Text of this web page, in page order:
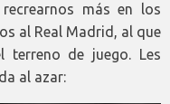
más en los
al Real Madrid, al que
terreno de juego. Les
al azar: